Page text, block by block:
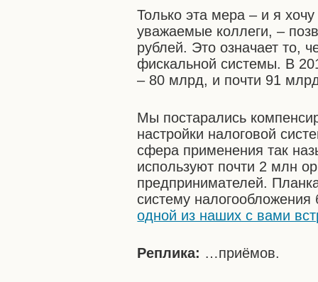
Только эта мера – и я
уважаемые коллеги, –
рублей. Это означает то,
фискальной системы. В
– 80 млрд, и почти 91
Мы постарались
настройки налоговой
сфера применения так
используют почти 2 млн
предпринимателей.
систему
одной из наших с вами
Реплика: …приёмов.